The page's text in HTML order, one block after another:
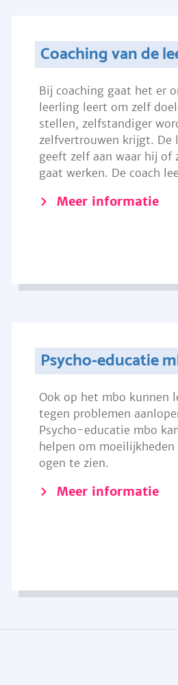
Coaching van de
Bij coaching gaat het er
leerling leert om zelf
stellen, zelfstandiger
zelfvertrouwen krijgt. De
geeft zelf aan waar hij of
gaat werken. De coach
Meer informatie
Psycho-educatie
Ook op het mbo kunnen
tegen problemen
Psycho-educatie mbo
helpen om moeilijkheden
ogen te zien.
Meer informatie